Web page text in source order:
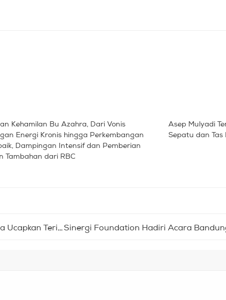
Kehamilan Bu Azahra, Dari Vonis
Energi Kronis hingga Perkembangan
Dampingan Intensif dan Pemberian
Tambahan dari RBC
Asep Mulyadi
Sepatu dan
Diantar Mobil Sehat